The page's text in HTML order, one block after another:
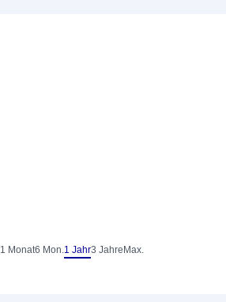
1 Monat6 Mon.1 Jahr3 Jahre Max.